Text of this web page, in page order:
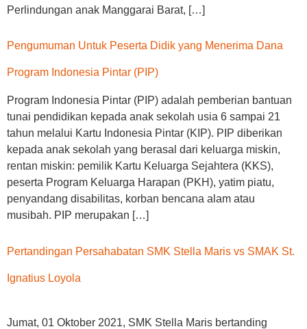
Perlindungan anak Manggarai Barat, […]
Pengumuman Untuk Peserta Didik yang Menerima Dana
Program Indonesia Pintar (PIP)
Program Indonesia Pintar (PIP) adalah pemberian bantuan
tunai pendidikan kepada anak sekolah usia 6 sampai 21
tahun melalui Kartu Indonesia Pintar (KIP). PIP diberikan
kepada anak sekolah yang berasal dari keluarga miskin,
rentan miskin: pemilik Kartu Keluarga Sejahtera (KKS),
peserta Program Keluarga Harapan (PKH), yatim piatu,
penyandang disabilitas, korban bencana alam atau
musibah. PIP merupakan […]
Pertandingan Persahabatan SMK Stella Maris vs SMAK St.
Ignatius Loyola
Jumat, 01 Oktober 2021, SMK Stella Maris bertanding